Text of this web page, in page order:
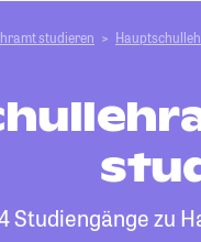
studieren
Studiengänge zu